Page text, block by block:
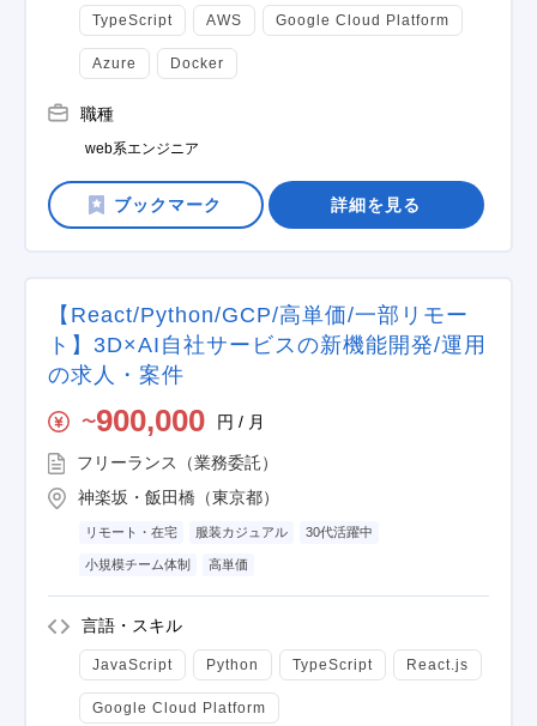
TypeScript AWS Google Cloud Platform
Azure Docker
職種
web系エンジニア
詳細を見る
【React/Python/GCP/高単価/一部リモー
ト】3D×AI自社サービスの新機能開発/運用
の求人・案件
〜900,000 円 / 月
フリーランス（業務委託）
神楽坂・飯田橋（東京都）
リモート・在宅 服装カジュアル 30代活躍中
小規模チーム体制 高単価
言語・スキル
JavaScript Python TypeScript React.js
Google Cloud Platform